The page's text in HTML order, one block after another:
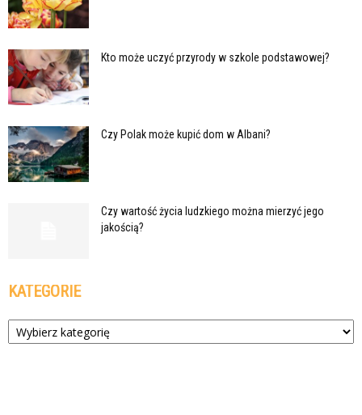
Kto może uczyć przyrody w szkole podstawowej?
Czy Polak może kupić dom w Albani?
Czy wartość życia ludzkiego można mierzyć jego
jakością?
KATEGORIE
Kategorie